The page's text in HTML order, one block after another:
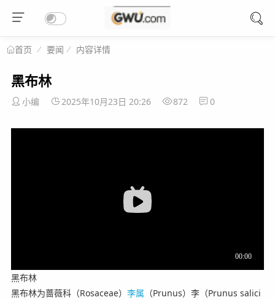
首页 要闻 内容详情
黑布林
小编 2025年10月23日 20:26 872 0
黑布林
黑布林为蔷薇科（Rosaceae） 李属 （Prunus）李（Prunus salici